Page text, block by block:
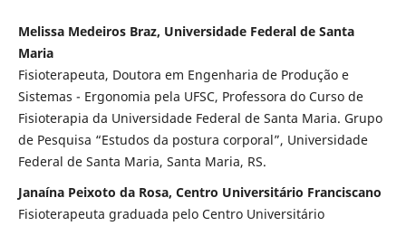
Melissa Medeiros Braz, Universidade Federal de Santa
Maria
Fisioterapeuta, Doutora em Engenharia de Produção e
Sistemas - Ergonomia pela UFSC, Professora do Curso de
Fisioterapia da Universidade Federal de Santa Maria. Grupo
de Pesquisa “Estudos da postura corporal”, Universidade
Federal de Santa Maria, Santa Maria, RS.
Janaína Peixoto da Rosa, Centro Universitário Franciscano
Fisioterapeuta graduada pelo Centro Universitário